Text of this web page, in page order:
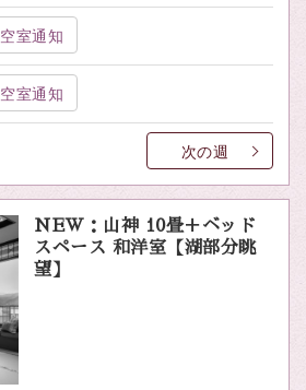
空室通知
空室通知
次の週
NEW：山神 10畳＋ベッド
スペース 和洋室【湖部分眺
望】